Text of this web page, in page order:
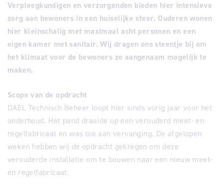
Verpleegkundigen en verzorgenden bieden hier intensieve
zorg aan bewoners in een huiselijke sfeer. Ouderen wonen
hier kleinschalig met maximaal acht personen en een
eigen kamer met sanitair. Wij dragen ons steentje bij om
het klimaat voor de bewoners zo aangenaam mogelijk te
maken.
Scope van de opdracht
DAEL Technisch Beheer loopt hier sinds vorig jaar voor het
onderhoud. Het pand draaide op een verouderd meet- en
regelfabricaat en was toe aan vervanging. De afgelopen
weken hebben wij de opdracht gekregen om deze
verouderde installatie om te bouwen naar een nieuw meet-
en regelfabricaat.